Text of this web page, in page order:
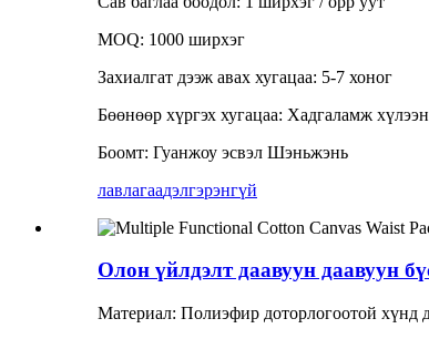
MOQ: 1000 ширхэг
Захиалгат дээж авах хугацаа: 5-7 хоног
Бөөнөөр хүргэх хугацаа: Хадгаламж
Боомт: Гуанжоу эсвэл Шэньжэнь
лавлагаадэлгэрэнгүй
Олон үйлдэлт даавуун даавуун
Материал: Полиэфир доторлогоотой хүнд